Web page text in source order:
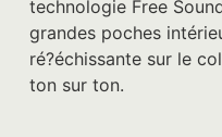
technologie Free
grandes poches
ré?échissante sur le
ton sur ton.